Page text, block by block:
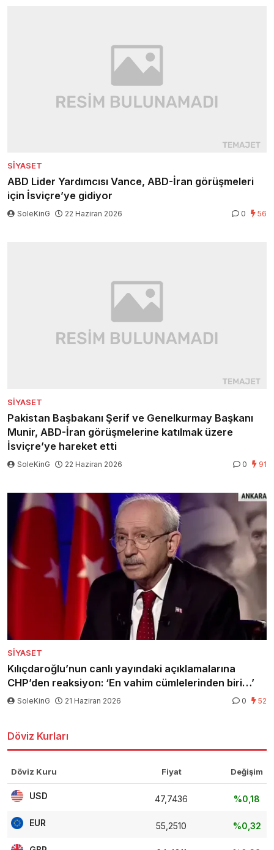
SIYASET
ABD Lider Yardımcısı Vance, ABD-İran görüşmeleri
için İsviçre’ye gidiyor
SoleKinG 22 Haziran 2026 0 56
SIYASET
Pakistan Başbakanı Şerif ve Genelkurmay Başkanı
Munir, ABD-İran görüşmelerine katılmak üzere
İsviçre’ye hareket etti
SoleKinG 22 Haziran 2026 0 91
SIYASET
Kılıçdaroğlu’nun canlı yayındaki açıklamalarına
CHP’den reaksiyon: ‘En vahim cümlelerinden biri…’
SoleKinG 21 Haziran 2026 0 52
Döviz Kurları
Döviz Kuru Fiyat Değişim
USD 47,7436 %0,18
EUR 55,2510 %0,32